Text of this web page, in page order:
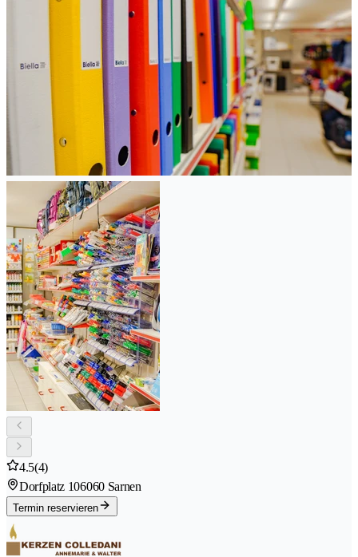
4.5(4)
Dorfplatz 106060 Sarnen
Termin reservieren